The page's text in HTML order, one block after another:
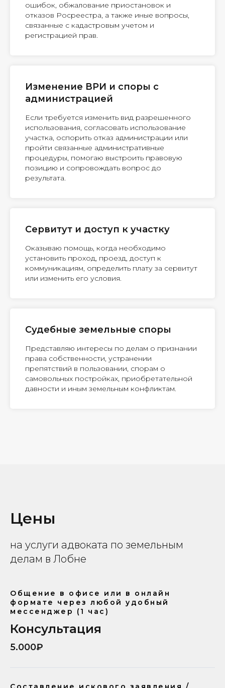
ошибок, обжалование приостановок и
отказов Росреестра, а также иные вопросы,
связанные с кадастровым учетом и
регистрацией прав.
Изменение ВРИ и споры с
администрацией
Если требуется изменить вид разрешенного
использования, согласовать использование
участка, оспорить отказ администрации или
пройти связанные административные
процедуры, помогаю выстроить правовую
позицию и сопровождать вопрос до
результата.
Сервитут и доступ к участку
Оказываю помощь, когда необходимо
установить проход, проезд, доступ к
коммуникациям, определить плату за сервитут
или изменить его условия.
Судебные земельные споры
Представляю интересы по делам о признании
права собственности, устранении
препятствий в пользовании, спорам о
самовольных постройках, приобретательной
давности и иным земельным конфликтам.
Цены
на услуги адвоката по земельным
делам в Лобне
Общение в офисе или в онлайн
формате через любой удобный
мессенджер (1 час)
Консультация
5.000₽